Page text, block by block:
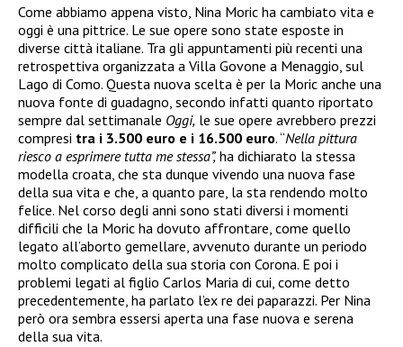
Come abbiamo appena visto, Nina Moric ha cambiato vita e
oggi è una pittrice. Le sue opere sono state esposte in
diverse città italiane. Tra gli appuntamenti più recenti una
retrospettiva organizzata a Villa Govone a Menaggio, sul
Lago di Como. Questa nuova scelta è per la Moric anche una
nuova fonte di guadagno, secondo infatti quanto riportato
sempre dal settimanale Oggi, le sue opere avrebbero prezzi
compresi tra i 3.500 euro e i 16.500 euro. “Nella pittura
riesco a esprimere tutta me stessa”, ha dichiarato la stessa
modella croata, che sta dunque vivendo una nuova fase
della sua vita e che, a quanto pare, la sta rendendo molto
felice. Nel corso degli anni sono stati diversi i momenti
difficili che la Moric ha dovuto affrontare, come quello
legato all’aborto gemellare, avvenuto durante un periodo
molto complicato della sua storia con Corona. E poi i
problemi legati al figlio Carlos Maria di cui, come detto
precedentemente, ha parlato l’ex re dei paparazzi. Per Nina
però ora sembra essersi aperta una fase nuova e serena
della sua vita.